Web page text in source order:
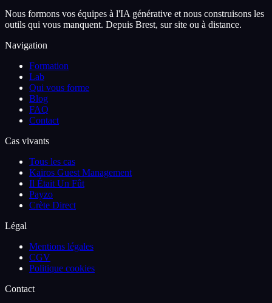
Nous formons vos équipes à l'IA générative et nous construisons les
outils qui vous manquent. Depuis Brest, sur site ou à distance.
Navigation
Formation
Lab
Qui vous forme
Blog
FAQ
Contact
Cas vivants
Tous les cas
Kairos Guest Management
Il Était Un Fût
Payzo
Crète Direct
Légal
Mentions légales
CGV
Politique cookies
Contact